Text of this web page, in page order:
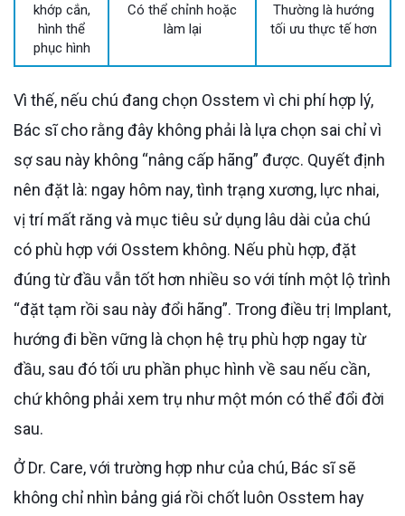
khớp cắn,
hình thể
phục hình
Có thể chỉnh hoặc
làm lại
Thường là hướng
tối ưu thực tế hơn
Vì thế, nếu chú đang chọn Osstem vì chi phí hợp lý,
Bác sĩ cho rằng đây không phải là lựa chọn sai chỉ vì
sợ sau này không “nâng cấp hãng” được. Quyết định
nên đặt là: ngay hôm nay, tình trạng xương, lực nhai,
vị trí mất răng và mục tiêu sử dụng lâu dài của chú
có phù hợp với Osstem không. Nếu phù hợp, đặt
đúng từ đầu vẫn tốt hơn nhiều so với tính một lộ trình
“đặt tạm rồi sau này đổi hãng”. Trong điều trị Implant,
hướng đi bền vững là chọn hệ trụ phù hợp ngay từ
đầu, sau đó tối ưu phần phục hình về sau nếu cần,
chứ không phải xem trụ như một món có thể đổi đời
sau.
Ở Dr. Care, với trường hợp như của chú, Bác sĩ sẽ
không chỉ nhìn bảng giá rồi chốt luôn Osstem hay